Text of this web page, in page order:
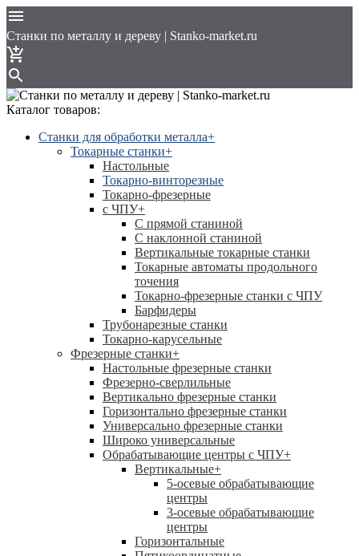
Cтанки по металлу и дереву | Stanko-market.ru
Каталог товаров:
Станки для обработки металла+
Токарные станки+
Настольные
Токарно-винторезные
Токарно-фрезерные
с ЧПУ+
С прямой станиной
C наклонной станиной
Вертикальные токарные станки
Токарные автоматы продольного
точения
Токарно-фрезерные станки с ЧПУ
Барфидеры
Трубонарезные станки
Токарно-карусельные
Фрезерные станки+
Настольные фрезерные станки
Фрезерно-сверлильные
Вертикально фрезерные станки
Горизонтально фрезерные станки
Универсально фрезерные станки
Широко универсальные
Обрабатывающие центры с ЧПУ+
Вертикальные+
5-осевые обрабатывающие
центры
3-осевые обрабатывающие
центры
Горизонтальные